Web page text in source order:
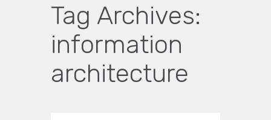
Tag Archives:
information
architecture